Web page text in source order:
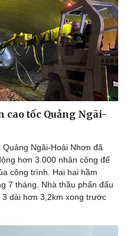
tốc Quảng Ngãi-
Ngãi-Hoài Nhơn đã
hơn 3.000 nhân công để
công trình. Hai hai hầm
7 tháng. Nhà thầu phấn đấu
3 dài hơn 3,2km xong trước